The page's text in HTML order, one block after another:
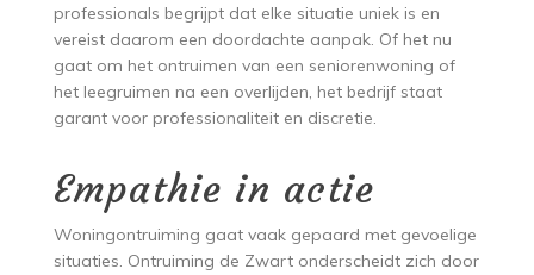
professionals begrijpt dat elke situatie uniek is en
vereist daarom een doordachte aanpak. Of het nu
gaat om het ontruimen van een seniorenwoning of
het leegruimen na een overlijden, het bedrijf staat
garant voor professionaliteit en discretie.
Empathie in actie
Woningontruiming gaat vaak gepaard met gevoelige
situaties. Ontruiming de Zwart onderscheidt zich door